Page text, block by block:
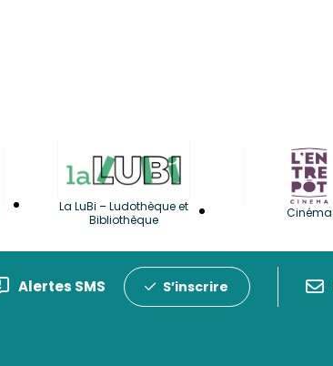
La LuBi – Ludothèque et
Bibliothèque
Cinéma
Alertes SMS S’inscrire